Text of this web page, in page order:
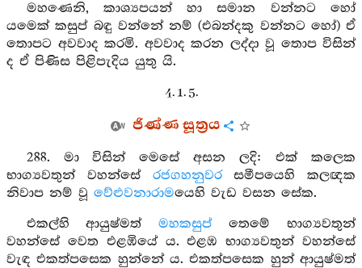
මහණෙනි, කාශ්‍යපයන් හා සමාන වන්නට හෝ
යමෙක් කසුප් බඳු වන්නේ නම් (එබන්දකු වන්නට හෝ) ඒ
තොපට අවවාද කරමි. අවවාද කරන ලද්දා වූ තොප විසින්
ද ඒ පිණිස පිළිපැදිය යුතු යි.
4. 1. 5.
ජිණ්ණ සූත්‍රය
288. මා විසින් මෙසේ අසන ලදි: එක් කලෙක
භාග්‍යවතුන් වහන්සේ රජගහනුවරසමීපයෙහි කලඥක
නිවාප නම් වූ වේළුවනාරාමයෙහි වැඩ වසන සේක.
එකල්හි ආයුෂ්මත්මහකසුප්තෙමේ භාග්‍යවතුන්
වහන්සේ වෙත එළඹියේ ය. එළඹ භාග්‍යවතුන් වහන්සේ
වැඳ එකත්පසෙක හුන්නේ ය. එකත්පසෙක හුන් ආයුෂ්මත්